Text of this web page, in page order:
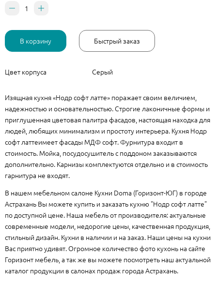
В корзину Быстрый заказ
Цвет корпуса Серый
Изящная кухня «Нодр софт латте» поражает своим величием,
надежностью и основательностью. Строгие лаконичные формы и
приглушенная цветовая палитра фасадов, настоящая находка для
людей, любящих минимализм и простоту интерьера. Кухня Нодр
софт латтеимеет фасады МДФ софт. Фурнитура входит в
стоимость. Мойка, посудосушитель с поддоном заказываются
дополнительно. Карнизы комплектуются отдельно и в стоимость
гарнитура не входят.
В нашем мебельном салоне Кухни Doma (Горизонт-ЮГ) в городе
Астрахань Вы можете купить и заказать кухню "Нодр софт латте"
по доступной цене. Наша мебель от производителя: актуальные
современные модели, недорогие цены, качественная продукция,
стильный дизайн. Кухни в наличии и на заказ. Наши цены на кухни
Вас приятно удивят. Огромное количество фото кухонь на сайте
Горизонт мебель, а так же вы можете посмотреть наш актуальной
каталог продукции в салонах продаж города Астрахань.